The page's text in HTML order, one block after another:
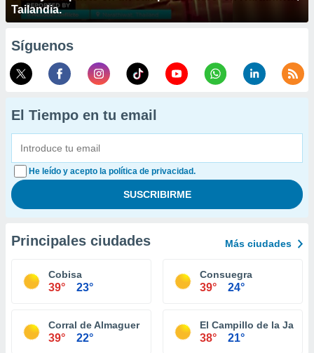
Tailandia.
Síguenos
El Tiempo en tu email
He leído y acepto la política de privacidad.
Principales ciudades Más ciudades
Cobisa
39° 23°
Consuegra
39° 24°
Corral de Almaguer
39° 22°
El Campillo de la Jara
38° 21°